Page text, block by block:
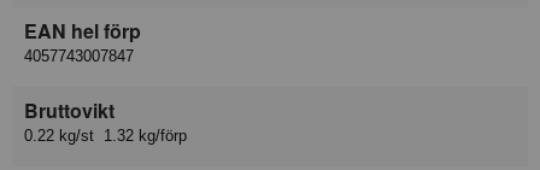
EAN hel förp
4057743007847
Bruttovikt
0.22 kg/st 1.32 kg/förp